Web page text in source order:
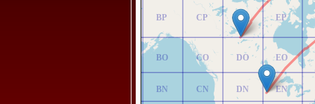
BN
BO
BP
CN
CO
CP
DN
DO
DP
EN
EO
EP